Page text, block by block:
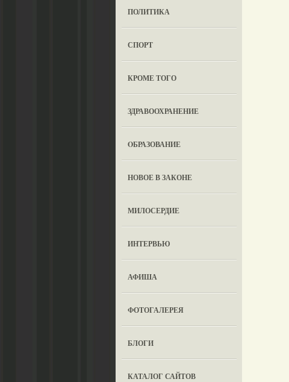
ПОЛИТИКА
СПОРТ
КРОМЕ ТОГО
ЗДРАВООХРАНЕНИЕ
OБРАЗОВАНИЕ
НОВОЕ В ЗАКОНЕ
МИЛОСЕРДИЕ
ИНТЕРВЬЮ
АФИША
ФОТОГАЛЕРЕЯ
БЛОГИ
КАТАЛОГ САЙТОВ